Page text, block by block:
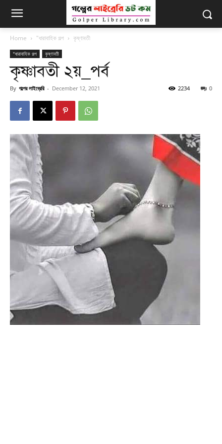
Home "ধারাবাহিক গল্প কৃষ্ণাবতী
"ধারাবাহিক গল্প কৃষ্ণাবতী
কৃষ্ণাবতী ২য়_পর্ব
By গল্পের লাইব্রেরি - December 12, 2021 0
2234